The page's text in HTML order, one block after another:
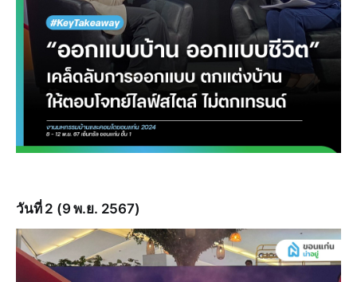
วันที่ 2 (9 พ.ย. 2567)